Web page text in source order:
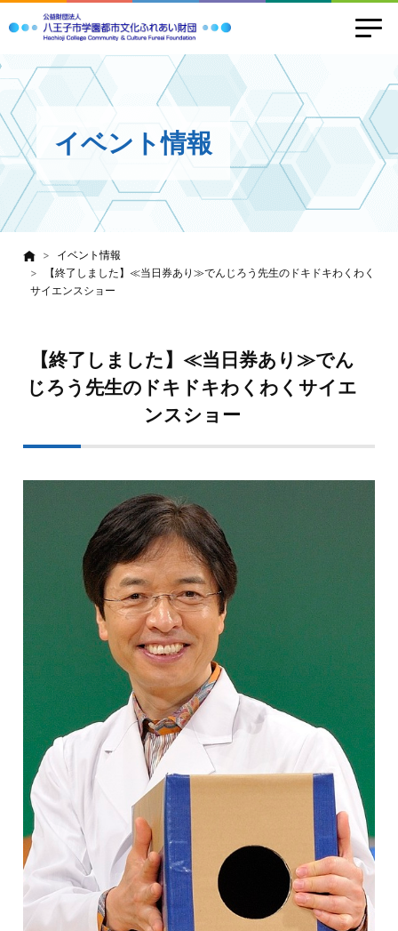
イベント情報
イベント情報
【終了しました】≪当日券あり≫でんじろう先生のドキドキわくわく
サイエンスショー
【終了しました】≪当日券あり≫でん
じろう先生のドキドキわくわくサイエ
ンスショー